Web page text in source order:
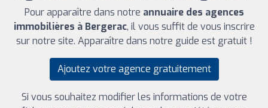
Pour apparaître dans notre annuaire des agences
immobilières à Bergerac, il vous suffit de vous inscrire
sur notre site. Apparaître dans notre guide est gratuit !
Ajoutez votre agence gratuitement
Si vous souhaitez modifier les informations de votre